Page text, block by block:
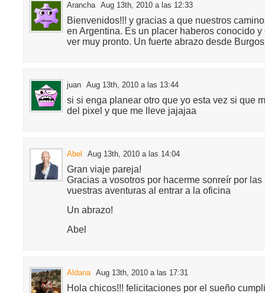
Arancha Aug 13th, 2010 a las 12:33
Bienvenidos!!! y gracias a que nuestros
en Argentina. Es un placer haberos conocido
ver muy pronto. Un fuerte abrazo desde
juan Aug 13th, 2010 a las 13:44
si si enga planear otro que yo esta vez si que
del pixel y que me lleve jajajaa
Abel Aug 13th, 2010 a las 14:04
Gran viaje pareja!
Gracias a vosotros por hacerme sonreír por
vuestras aventuras al entrar a la oficina
Un abrazo!
Abel
Aldana Aug 13th, 2010 a las 17:31
Hola chicos!!! felicitaciones por el sueño